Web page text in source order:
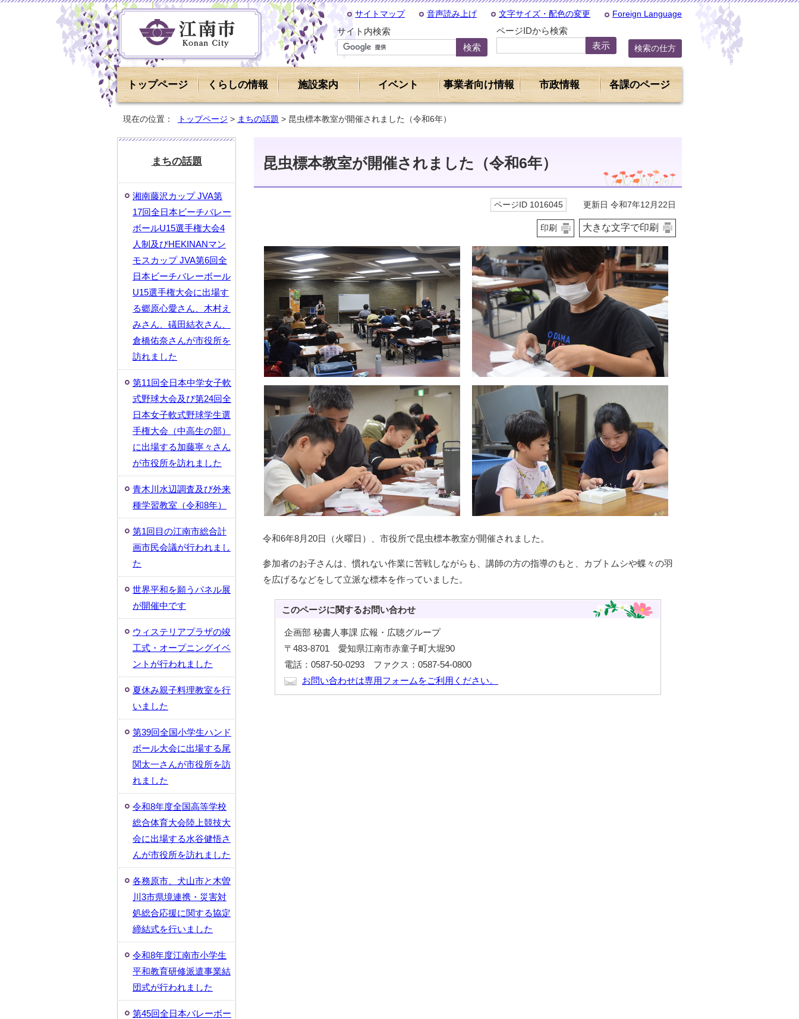
サイトマップ 音声読み上げ 文字サイズ・配色の変更 Foreign Language
サイト内検索 ページIDから検索
検索の仕方
トップページ くらしの情報 施設案内 イベント 事業者向け情報 市政情報 各課のページ
現在の位置： トップページ > まちの話題 > 昆虫標本教室が開催されました（令和6年）
昆虫標本教室が開催されました（令和6年）
ページID 1016045 更新日 令和7年12月22日
印刷 大きな文字で印刷
令和6年8月20日（火曜日）、市役所で昆虫標本教室が開催されました。
参加者のお子さんは、慣れない作業に苦戦しながらも、講師の方の指導のもと、カブトムシや蝶々の羽
を広げるなどをして立派な標本を作っていました。
このページに関するお問い合わせ
企画部 秘書人事課 広報・広聴グループ
〒483-8701 愛知県江南市赤童子町大堀90
電話：0587-50-0293 ファクス：0587-54-0800
お問い合わせは専用フォームをご利用ください。
まちの話題
湘南藤沢カップ JVA第
17回全日本ビーチバレー
ボールU15選手権大会4
人制及びHEKINANマン
モスカップ JVA第6回全
日本ビーチバレーボール
U15選手権大会に出場す
る郷原心愛さん、木村え
みさん、礒田結衣さん、
倉橋佑奈さんが市役所を
訪れました
第11回全日本中学女子軟
式野球大会及び第24回全
日本女子軟式野球学生選
手権大会（中高生の部）
に出場する加藤寧々さん
が市役所を訪れました
青木川水辺調査及び外来
種学習教室（令和8年）
第1回目の江南市総合計
画市民会議が行われまし
た
世界平和を願うパネル展
が開催中です
ウィステリアプラザの竣
工式・オープニングイベ
ントが行われました
夏休み親子料理教室を行
いました
第39回全国小学生ハンド
ボール大会に出場する尾
関太一さんが市役所を訪
れました
令和8年度全国高等学校
総合体育大会陸上競技大
会に出場する水谷健悟さ
んが市役所を訪れました
各務原市、犬山市と木曽
川3市県境連携・災害対
処総合応援に関する協定
締結式を行いました
令和8年度江南市小学生
平和教育研修派遣事業結
団式が行われました
第45回全日本バレーボー